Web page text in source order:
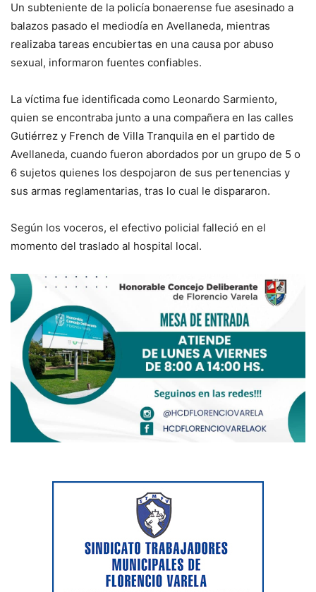
Un subteniente de la policía bonaerense fue asesinado a
balazos pasado el mediodía en Avellaneda, mientras
realizaba tareas encubiertas en una causa por abuso
sexual, informaron fuentes confiables.
La víctima fue identificada como Leonardo Sarmiento,
quien se encontraba junto a una compañera en las calles
Gutiérrez y French de Villa Tranquila en el partido de
Avellaneda, cuando fueron abordados por un grupo de 5 o
6 sujetos quienes los despojaron de sus pertenencias y
sus armas reglamentarias, tras lo cual le dispararon.
Según los voceros, el efectivo policial falleció en el
momento del traslado al hospital local.